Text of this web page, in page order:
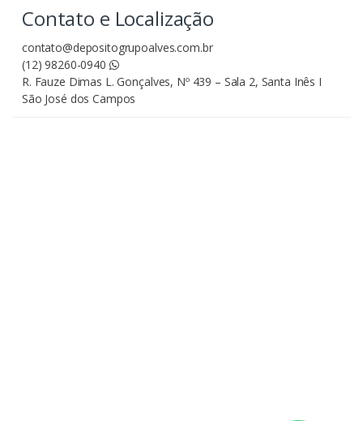
Contato e Localização
contato@depositogrupoalves.com.br
(12) 98260-0940
R. Fauze Dimas L. Gonçalves, Nº 439 – Sala 2, Santa Inês I
São José dos Campos